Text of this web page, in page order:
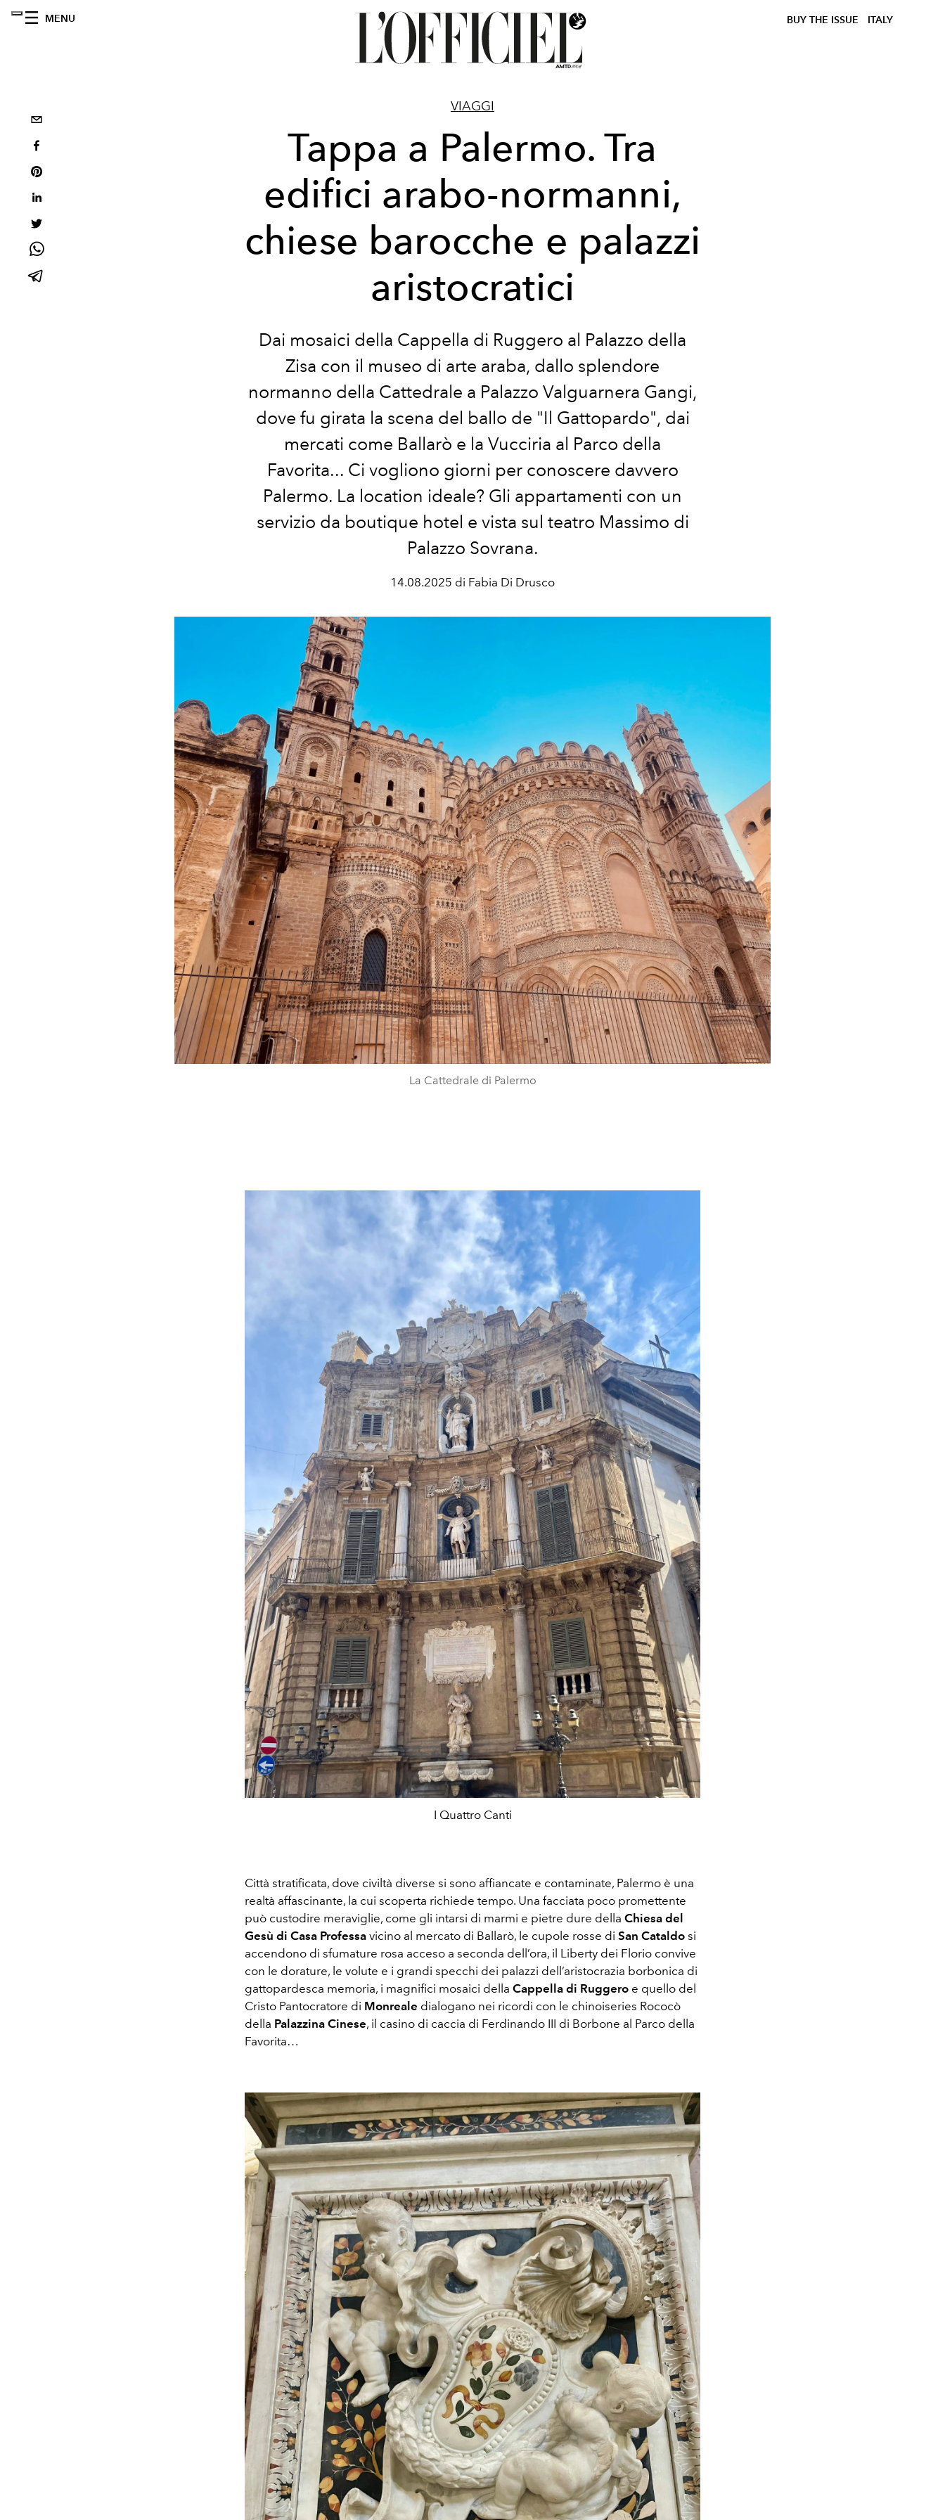
MENU BUY THE ISSUE ITALY
VIAGGI
Tappa a Palermo. Tra
edifici arabo-normanni,
chiese barocche e palazzi
aristocratici
Dai mosaici della Cappella di Ruggero al Palazzo della
Zisa con il museo di arte araba, dallo splendore
normanno della Cattedrale a Palazzo Valguarnera Gangi,
dove fu girata la scena del ballo de "Il Gattopardo", dai
mercati come Ballarò e la Vucciria al Parco della
Favorita... Ci vogliono giorni per conoscere davvero
Palermo. La location ideale? Gli appartamenti con un
servizio da boutique hotel e vista sul teatro Massimo di
Palazzo Sovrana.
14.08.2025 di Fabia Di Drusco
La Cattedrale di Palermo
I Quattro Canti
Città stratificata, dove civiltà diverse si sono affiancate e contaminate, Palermo è una
realtà affascinante, la cui scoperta richiede tempo. Una facciata poco promettente
può custodire meraviglie, come gli intarsi di marmi e pietre dure della Chiesa del
Gesù di Casa Professa vicino al mercato di Ballarò, le cupole rosse di San Cataldo si
accendono di sfumature rosa acceso a seconda dell’ora, il Liberty dei Florio convive
con le dorature, le volute e i grandi specchi dei palazzi dell’aristocrazia borbonica di
gattopardesca memoria, i magnifici mosaici della Cappella di Ruggero e quello del
Cristo Pantocratore di Monreale dialogano nei ricordi con le chinoiseries Rococò
della Palazzina Cinese, il casino di caccia di Ferdinando III di Borbone al Parco della
Favorita…